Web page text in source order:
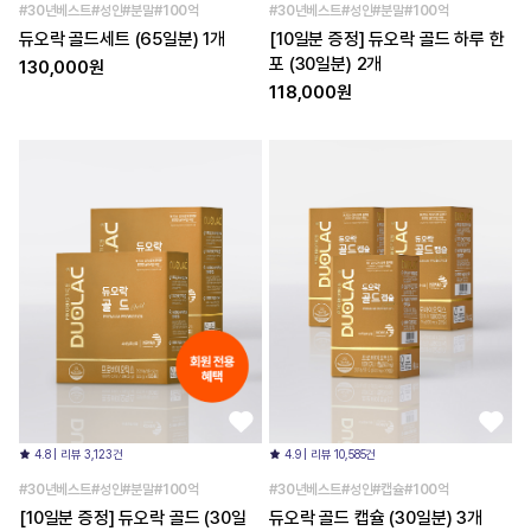
#30년베스트#성인#분말#100억
듀오락 골드세트 (65일분) 1개
130,000원
#30년베스트#성인#분말#100억
[10일분 증정] 듀오락 골드 하루 한
포 (30일분) 2개
118,000원
4.8 | 리뷰 3,123건
#30년베스트#성인#분말#100억
[10일분 증정] 듀오락 골드 (30일
4.9 | 리뷰 10,585건
#30년베스트#성인#캡슐#100억
듀오락 골드 캡슐 (30일분) 3개